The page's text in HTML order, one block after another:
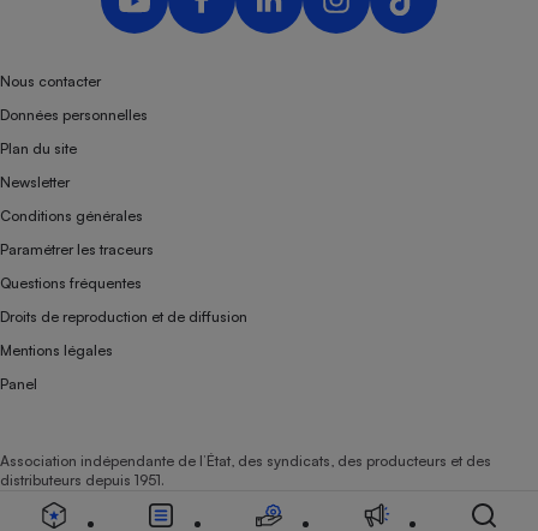
Nous contacter
Données personnelles
Plan du site
Newsletter
Conditions générales
Paramétrer les traceurs
Questions fréquentes
Droits de reproduction et de diffusion
Mentions légales
Panel
Association indépendante de l’État, des syndicats, des producteurs et des
distributeurs depuis 1951.